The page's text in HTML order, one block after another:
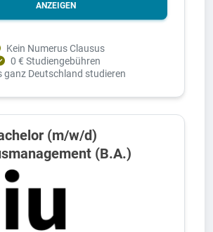
ANZEIGEN
Kein Numerus Clausus
0 € Studiengebühren
ganz Deutschland studieren
(m/w/d)
(B.A.)